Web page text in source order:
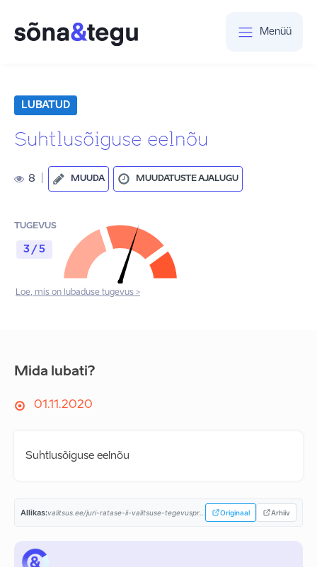
Menüü
LUBATUD
Suhtlusõiguse eelnõu
8 MUUDA MUUDATUSTE AJALUGU
TUGEVUS
3 / 5
Loe, mis on lubaduse tugevus >
Mida lubati?
01.11.2020
Suhtlusõiguse eelnõu
Allikas: Originaal Arhiiv